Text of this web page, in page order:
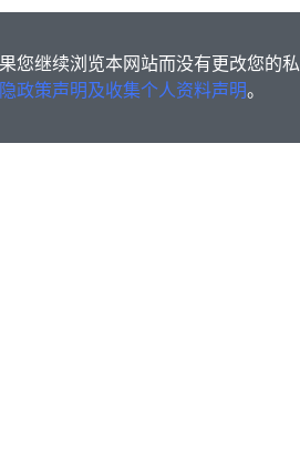
继续浏览本网站而没有更改您的
政策声明及收集个人资料声明。